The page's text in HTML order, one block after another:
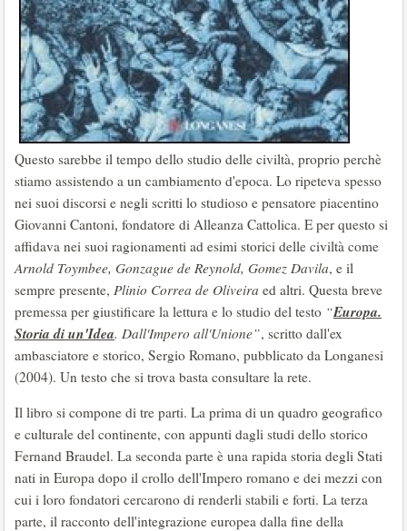
Questo sarebbe il tempo dello studio delle civiltà, proprio perchè
stiamo assistendo a un cambiamento d'epoca. Lo ripeteva spesso
nei suoi discorsi e negli scritti lo studioso e pensatore piacentino
Giovanni Cantoni, fondatore di Alleanza Cattolica. E per questo si
affidava nei suoi ragionamenti ad esimi storici delle civiltà come
Arnold Toymbee, Gonzague de Reynold, Gomez Davila, e il
sempre presente, Plinio Correa de Oliveira ed altri. Questa breve
premessa per giustificare la lettura e lo studio del testo “Europa.
Storia di un'Idea. Dall'Impero all'Unione”, scritto dall'ex
ambasciatore e storico, Sergio Romano, pubblicato da Longanesi
(2004). Un testo che si trova basta consultare la rete.
Il libro si compone di tre parti. La prima di un quadro geografico
e culturale del continente, con appunti dagli studi dello storico
Fernand Braudel. La seconda parte è una rapida storia degli Stati
nati in Europa dopo il crollo dell'Impero romano e dei mezzi con
cui i loro fondatori cercarono di renderli stabili e forti. La terza
parte, il racconto dell'integrazione europea dalla fine della